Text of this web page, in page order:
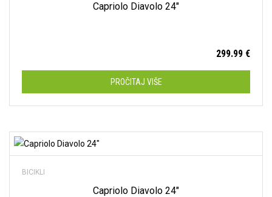
Capriolo Diavolo 24″
299.99 €
PROČITAJ VIŠE
BICIKLI
Capriolo Diavolo 24″